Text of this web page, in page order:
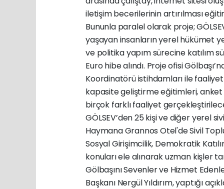
iletişim becerilerinin artırılması
Bununla paralel olarak proje;
yaşayan insanların yerel hükümet
ve politika yapım sürecine katılım
Euro hibe alındı. Proje ofisi
Koordinatörü istihdamları ile
kapasite geliştirme eğitimleri, anket
birçok farklı faaliyet
GÖLSEV’den 25 kişi ve diğer yerel
Haymana Grannos Otel'de Sivil
Sosyal Girişimcilik, Demokratik
konuları ele alınarak uzman kişler
Gölbaşını Sevenler ve Hizmet
Başkanı Nergül Yıldırım, yaptığı